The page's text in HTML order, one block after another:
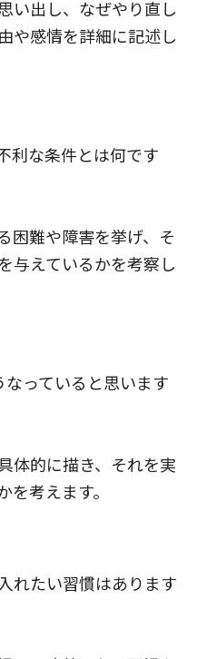
い出し、なぜやり直し
や感情を詳細に記述し
利な条件とは何です
困難や障害を挙げ、そ
与えているかを考察し
っていると思います
体的に描き、それを実
考えます。
れたい習慣はあります